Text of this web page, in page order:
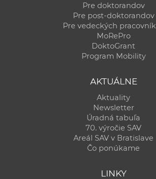
Pre doktorandov
Pre post-doktorandov
Pre vedeckých
MoRePro
DoktoGrant
Program Mobility
AKTUÁLNE
Aktuality
Newsletter
Úradná tabuľa
70. výročie SAV
Areál SAV v Bratislave
Čo ponúkame
LINKY